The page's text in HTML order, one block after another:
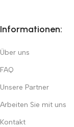
Informationen:
Über uns
FAQ
Unsere Partner
Arbeiten Sie mit uns
Kontakt